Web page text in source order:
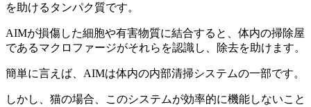
を助けるタンパク質です。
AIMが損傷した細胞や有害物質に結合すると、体内の掃除屋
であるマクロファージがそれらを認識し、除去を助けます。
簡単に言えば、AIMは体内の内部清掃システムの一部です。
しかし、猫の場合、このシステムが効率的に機能しないこと